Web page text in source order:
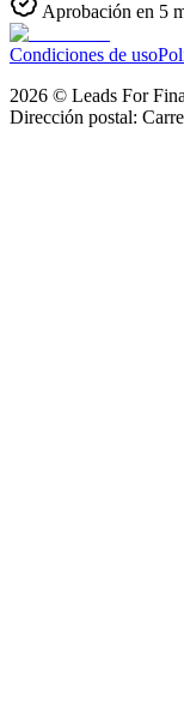
Aprobación en 5
Condiciones de uso
2026 © Leads For
Dirección postal: